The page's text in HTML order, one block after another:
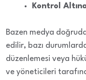
Kontrol
Bazen medya
edilir, bazı
düzenlemesi veya
ve yöneticileri